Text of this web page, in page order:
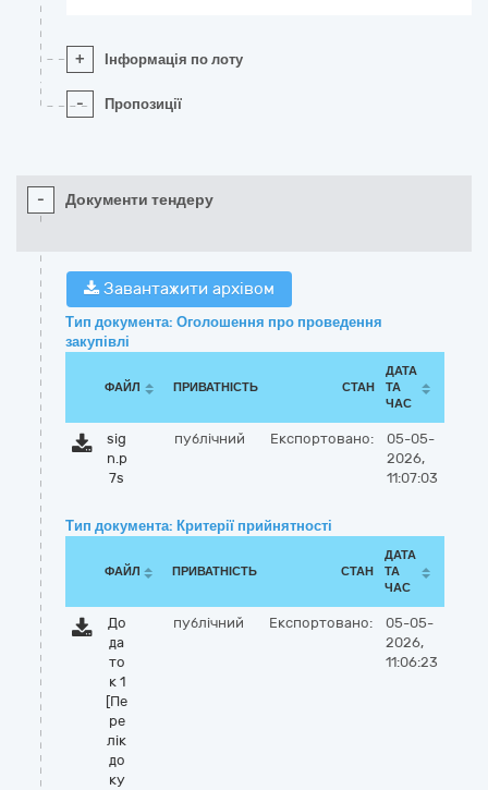
+ Інформація по лоту
- Пропозиції
- Документи тендеру
Завантажити архівом
Тип документа: Оголошення про проведення
закупівлі
ФАЙЛ ПРИВАТНІСТЬ СТАН
ДАТА
ТА
ЧАС
sig
n.p
7s
публічний Експортовано:
05-05-
2026,
11:07:03
Тип документа: Критерії прийнятності
ФАЙЛ ПРИВАТНІСТЬ СТАН
ДАТА
ТА
ЧАС
До
да
то
к 1
[Пе
ре
лік
до
ку
публічний Експортовано:
05-05-
2026,
11:06:23